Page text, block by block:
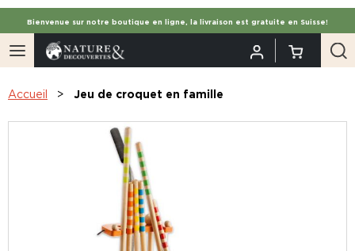
Bienvenue sur notre boutique en ligne, la livraison est gratuite en Suisse!
Accueil Jeu de croquet en famille